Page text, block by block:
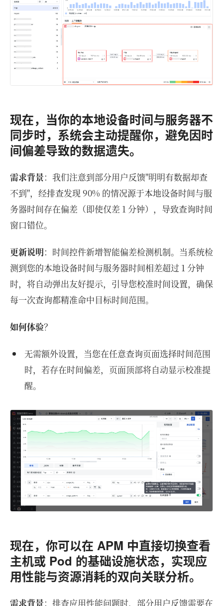
现在，当你的本地设备时间与服务器不
同步时，系统会主动提醒你，避免因时
间偏差导致的数据遗失。
需求背景：我们注意到部分用户反馈"明明有数据却查
不到"，经排查发现 90% 的情况源于本地设备时间与服
务器时间存在偏差（即使仅差 1 分钟），导致查询时间
窗口错位。
更新说明：时间控件新增智能偏差检测机制。当系统检
测到您的本地设备时间与服务器时间相差超过 1 分钟
时，将自动弹出友好提示，引导您校准时间设置，确保
每一次查询都精准命中目标时间范围。
如何体验？
无需额外设置，当您在任意查询页面选择时间范围
时，若存在时间偏差，页面顶部将自动显示校准提
醒。
现在，你可以在 APM 中直接切换查看
主机或 Pod 的基础设施状态，实现应
用性能与资源消耗的双向关联分析。
需求背景：排查应用性能问题时，部分用户反馈需要在